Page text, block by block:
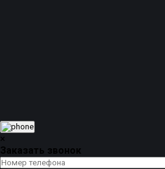
сохранить аккуратный внешний
постоянной тонировки.
×
Заказать звонок